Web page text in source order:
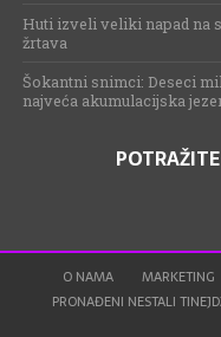
Huti izveli veliki napad na
žrtava
Šokantni snimci: Deseci
najveća akumulacijska
O NAMA MARKETING
PRONAĐENI NESTALI